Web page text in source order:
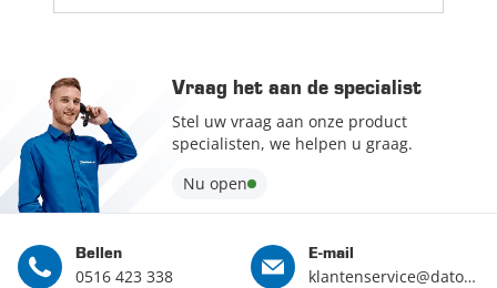
gebruikt....Lees meer
Vraag het aan de specialist
Stel uw vraag aan onze product
specialisten, we helpen u graag.
Nu open
Bellen
0516 423 338
E-mail
klantenservice@datona.nl